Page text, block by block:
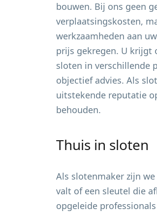
bouwen. Bij ons geen
verplaatsingskosten,
werkzaamheden aan
prijs gekregen. U krijgt
sloten in verschillende
objectief advies. Als
uitstekende reputatie
behouden.
Thuis in sloten
Als slotenmaker zijn
valt of een sleutel die
opgeleide